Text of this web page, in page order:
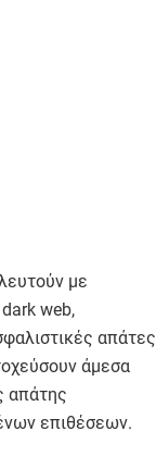
με
web,
απάτες
άμεσα
απάτης
επιθέσεων.